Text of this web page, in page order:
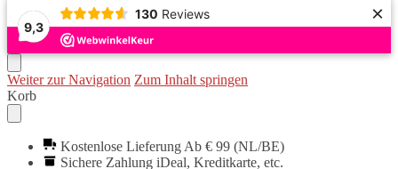
9,3
130 Reviews ×
Weiter zur Navigation Zum Inhalt springen
Korb
Kostenlose Lieferung Ab € 99 (NL/BE)
Sichere Zahlung iDeal, Kreditkarte, etc.